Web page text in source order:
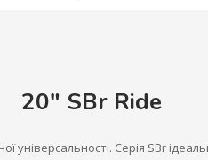
20" SBr Ride
універсальності. Серія SBr